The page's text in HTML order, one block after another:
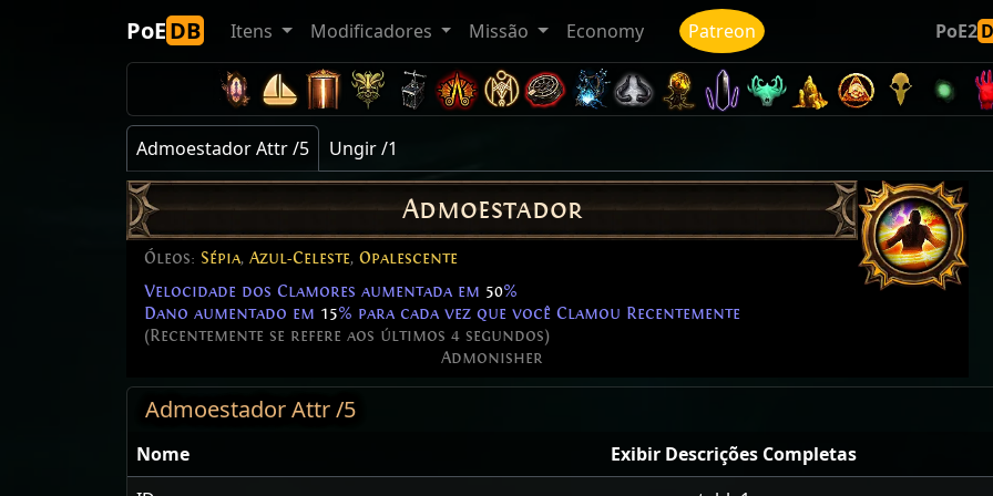
PoEDB Itens Modificadores Missão Economy Patreon PoE2
Admoestador Attr /5 Ungir /1
Admoestador
Óleos: Sépia, Azul-Celeste, Opalescente
Velocidade dos Clamores aumentada em 50%
Dano aumentado em 15% para cada vez que você Clamou Recentemente
(Recentemente se refere aos últimos 4 segundos)
Admonisher
Admoestador Attr /5
Nome
Exibir Descrições Completas